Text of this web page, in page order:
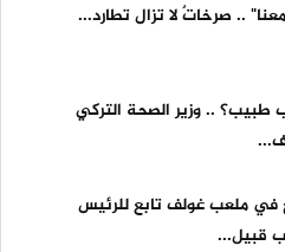
معنا" .. صرخاتٌ لا تزال تطارد...
طبيب؟ .. وزير الصحة التركي
ملعب غولف تابع للرئيس
قبيل...